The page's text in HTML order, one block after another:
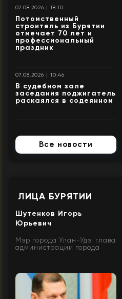
07.08.2026 | 18:10
Потомственный
строитель из Бурятии
отмечает 70 лет и
профессиональный
праздник
07.08.2026 | 10:46
В судебном зале
заседания поджигатель
раскаялся в содеянном
Все новости
ЛИЦА БУРЯТИИ
Шутенков Игорь
Юрьевич
Мэр города Улан-Удэ, глава
администрации города